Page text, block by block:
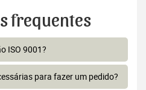
frequentes
ISO 9001?
para fazer um pedido?